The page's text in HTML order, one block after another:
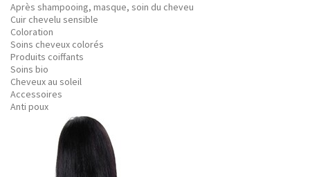
Après shampooing, masque, soin du cheveu
Cuir chevelu sensible
Coloration
Soins cheveux colorés
Produits coiffants
Soins bio
Cheveux au soleil
Accessoires
Anti poux